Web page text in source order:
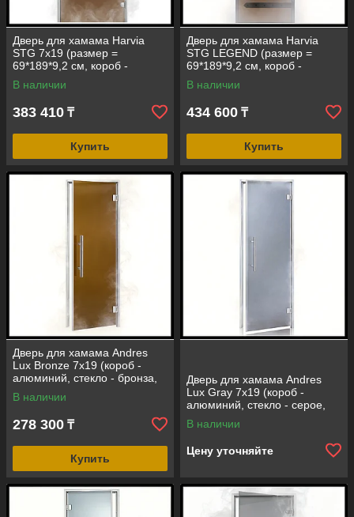
Дверь для хамама Harvia
STG 7х19 (размер =
69*189*9,2 см, короб -
алюминий, стекло - бронза,
без порога)
В наличии
383 410 ₸
Купить
Дверь для хамама Harvia
STG LEGEND (размер =
69*189*9,2 см, короб -
алюминий, стекло - бронза,
без порога)
В наличии
434 600 ₸
Купить
Дверь для хамама Andres
Lux Bronze 7х19 (короб -
алюминий, стекло - бронза,
без порога)
В наличии
278 300 ₸
Купить
Дверь для хамама Andres
Lux Gray 7х19 (короб -
алюминий, стекло - серое,
без порога)
В наличии
Цену уточняйте